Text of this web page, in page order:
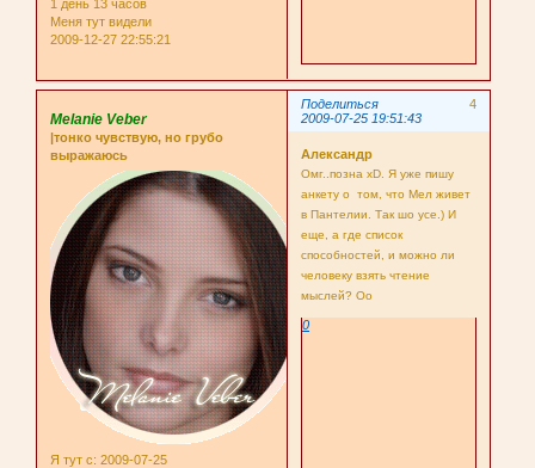
1 день 13 часов
Меня тут видели
2009-12-27 22:55:21
Поделиться
4
2009-07-25 19:51:43
Melanie Veber
|тонко чувствую, но грубо
выражаюсь
Я тут с: 2009-07-25
Александр
Омг..позна xD. Я уже пишу
анкету о том, что Мел живет
в Пантелии. Так шо усе.) И
еще, а где список
способностей, и можно ли
человеку взять чтение
мыслей? Оо
0